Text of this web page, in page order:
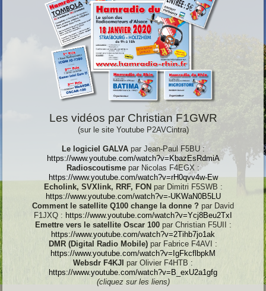
Les vidéos par Christian F1GWR
(sur le site Youtube P2AVCintra)
Le logiciel GALVApar Jean-Paul F5BU :
https://www.youtube.com/watch?v=KbazEsRdmiA
Radioscoutisme par Nicolas F4EGX :
https://www.youtube.com/watch?v=rH0qvv4w-Ew
Echolink, SVXlink, RRF, FON par Dimitri F5SWB :
https://www.youtube.com/watch?v=-UKWaN0B5LU
Comment le satellite Q100 change la donne ? par David
F1JXQ : https://www.youtube.com/watch?v=Ycj8Beu2TxI
Emettre vers le satellite Oscar 100par Christian F5UII :
https://www.youtube.com/watch?v=2Tihb7jo1ak
DMR (Digital Radio Mobile) par Fabrice F4AVI :
https://www.youtube.com/watch?v=IgFkcflbpkM
Websdr F4KJI par Olivier F4HTB :
https://www.youtube.com/watch?v=B_exU2a1gfg
(cliquez sur les liens)